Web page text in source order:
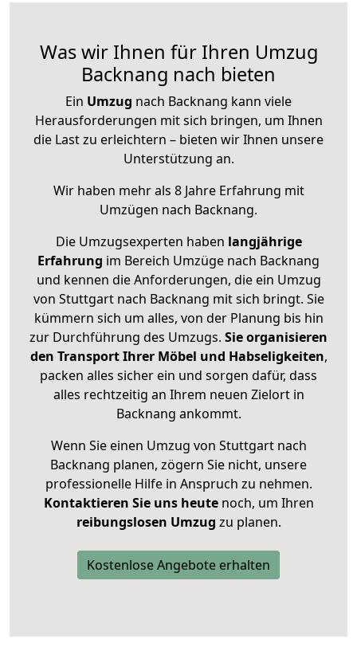
Was wir Ihnen für Ihren Umzug
Backnang nach bieten
Ein Umzug nach Backnang kann viele
Herausforderungen mit sich bringen, um Ihnen
die Last zu erleichtern – bieten wir Ihnen unsere
Unterstützung an.
Wir haben mehr als 8 Jahre Erfahrung mit
Umzügen nach Backnang.
Die Umzugsexperten haben langjährige
Erfahrung im Bereich Umzüge nach Backnang
und kennen die Anforderungen, die ein Umzug
von Stuttgart nach Backnang mit sich bringt. Sie
kümmern sich um alles, von der Planung bis hin
zur Durchführung des Umzugs. Sie organisieren
den Transport Ihrer Möbel und Habseligkeiten,
packen alles sicher ein und sorgen dafür, dass
alles rechtzeitig an Ihrem neuen Zielort in
Backnang ankommt.
Wenn Sie einen Umzug von Stuttgart nach
Backnang planen, zögern Sie nicht, unsere
professionelle Hilfe in Anspruch zu nehmen.
Kontaktieren Sie uns heutenoch, um Ihren
reibungslosen Umzug zu planen.
Kostenlose Angebote erhalten